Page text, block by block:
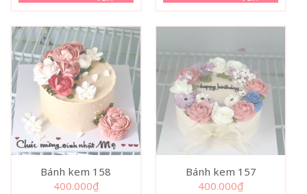
Bánh kem 158
400.000₫
Bánh kem 157
400.000₫